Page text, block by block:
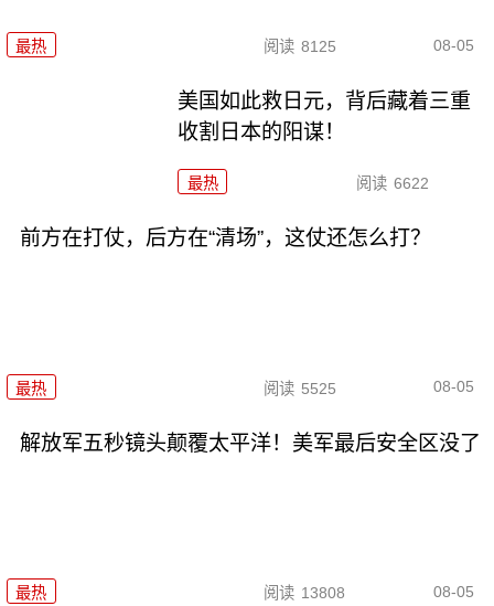
最热 阅读 8125 08-05
美国如此救日元，背后藏着三重
收割日本的阳谋！
最热 阅读 6622
前方在打仗，后方在“清场”，这仗还怎么打？
最热 阅读 5525 08-05
解放军五秒镜头颠覆太平洋！美军最后安全区没了
最热 阅读 13808 08-05